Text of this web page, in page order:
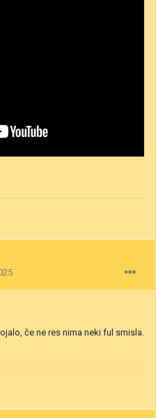
če ne res nima neki ful smisla.